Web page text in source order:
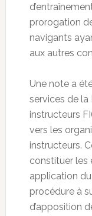
prorogation
navigants
aux autres
Une note a
services de la
instructeurs
vers les
instructeurs.
constituer les
application
procédure à
d’apposition